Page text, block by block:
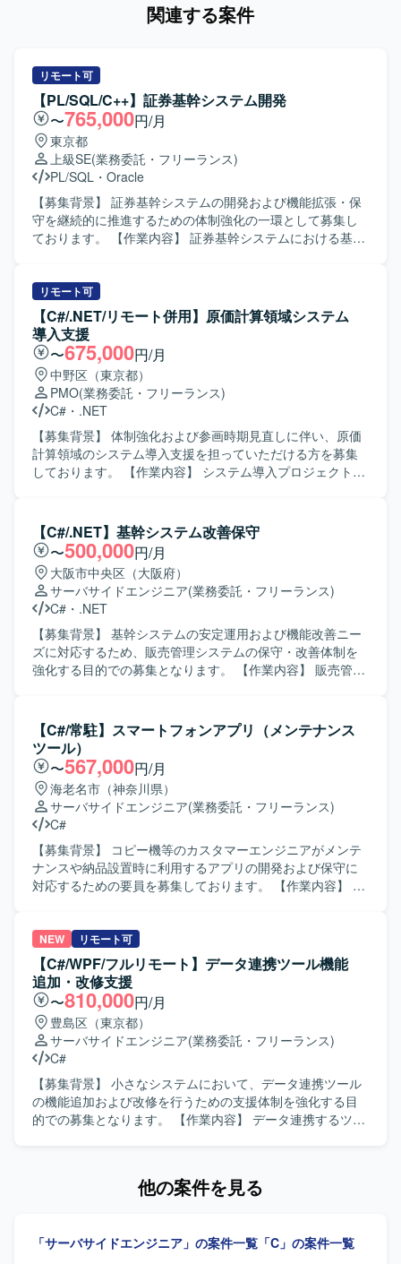
関連する案件
リモート可
【PL/SQL/C++】証券基幹システム開発
〜765,000円/月
東京都
上級SE(業務委託・フリーランス)
PL/SQL ・ Oracle
【募集背景】 証券基幹システムの開発および機能拡張・保
守を継続的に推進するための体制強化の一環として募集し
ております。 【作業内容】 証券基幹システムにおける基本
スト計画の策定、関連する開発・改修作業の取りまとめ、
案件管理や顧客との折衝などを行っていただきます。ま
た、PL/SQL、UNIX-C/C++、VB系言語などを用いた既存機
能の改修や追加開発にも携わっていただきます。 【求める
人物像】 複数の開発言語や環境に柔軟に対応でき、自ら課
題を抽出し解決に向けて主体的に動ける方を求めておりま
す。顧客やチームメンバーとのコミュニケーションを大切
にし、周囲と連携しながら品質と生産性の両立を意識して
業務に取り組んでいただける方にマッチするポジションで
す。 【ポジションの魅力】 証券基幹システムという大規模
かつ高信頼性が求められる領域で、上流工程から本番移行
マネジメントスキルを高めることができる環境です。顧客
折衝や案件管理などを通じて、技術力だけでなくビジネス
面でのスキルも磨いていただけます。 【開発環境】 Oracle
データベース上でのPL/SQL開発を中心に、UNIX環境での
C/C++およびCSHを用いた開発を行っております。フロン
ト・バッチなどの各種機能においてVB6.0およびVB.NETを
活用したシステム構成となっております。
リモート可
【C#/.NET/リモート併用】原価計算領域システム
導入支援
〜675,000円/月
中野区（東京都）
PMO(業務委託・フリーランス)
C# ・ .NET
【募集背景】 体制強化および参画時期見直しに伴い、原価
計算領域のシステム導入支援を担っていただける方を募集
しております。 【作業内容】 システム導入プロジェクトに
ける業務支援を中心に対応していただきます。 プロジェク
トリーダーの補佐として、設計内容の整理や関係者との調
整などを行っていただきます。 【求める人物像】 会計や生
産管理の業務を理解しながら、システム導入に主体的に関
わっていただける方を求めております。 リーダー補佐とし
て周囲とコミュニケーションを取りつつ、責任感を持って
業務を推進いただける方を歓迎いたします。 【ポジション
の魅力】 管理会計・原価計算領域に特化した業務知識を活
かしつつ、システム導入プロジェクトの上流工程に関わる
ただけます。 【開発環境】 開発言語としてC#.net、
ASP.netが利用されております。
【C#/.NET】基幹システム改善保守
〜500,000円/月
大阪市中央区（大阪府）
サーバサイドエンジニア(業務委託・フリーランス)
C# ・ .NET
【募集背景】 基幹システムの安定運用および機能改善ニー
ズに対応するため、販売管理システムの保守・改善体制を
強化する目的での募集となります。 【作業内容】 販売管理
リースまで一連の工程をお任せいたします。既存機能の改
修や不具合対応に加え、業務要望に基づく機能追加なども
行っていただきます。 【求める人物像】 システムの現状を
理解しながら、関係者と円滑にコミュニケーションを取
り、自発的に改善提案や課題解決に取り組んでいただける
方を求めております。既存システムの保守・改善業務に対
して粘り強く取り組める方にマッチする環境です。 【ポジ
ションの魅力】 基幹となる販売管理システムに長期的に関
わることで、業務知識と技術スキルの両面を深めていただ
けます。要件確認からリリースまで一貫して携わることが
言語を用いた販売管理システムの開発・保守環境となりま
す。
【C#/常駐】スマートフォンアプリ（メンテナンス
ツール）
〜567,000円/月
海老名市（神奈川県）
サーバサイドエンジニア(業務委託・フリーランス)
C#
【募集背景】 コピー機等のカスタマーエンジニアがメンテ
ナンスや納品設置時に利用するアプリの開発および保守に
対応するための要員を募集しております。 【作業内容】 コ
携わって頂きます。市場で発生した問題の再現、ログを用
いた原因解析、ソフトウェアの修正などを行って頂きま
す。 【求める人物像】 ユーザーの業務を理解しながら主体
的に問題解決に取り組んで頂ける方を求めております。顧
客とのコミュニケーションを取りながら、柔軟に調整や改
善提案を行って頂ける方が望ましいです。 【ポジションの
魅力】 現場で利用されるメンテナンスツールの開発および
保守を通じて、業務効率化や品質向上に直接貢献して頂け
ます。市場からのフィードバックをもとにした改善サイク
ルに継続的に携わることで、保守開発の経験を幅広く積ん
で頂けます。 【開発環境】 C#を用いたスマートフォンアプ
NEW リモート可
【C#/WPF/フルリモート】データ連携ツール機能
追加・改修支援
〜810,000円/月
豊島区（東京都）
サーバサイドエンジニア(業務委託・フリーランス)
C#
【募集背景】 小さなシステムにおいて、データ連携ツール
の機能追加および改修を行うための支援体制を強化する目
的での募集となります。 【作業内容】 データ連携するツー
れる方を求めております。 【ポジションの魅力】 小規模な
他の案件を見る
「サーバサイドエンジニア」の案件一覧 「C」の案件一覧